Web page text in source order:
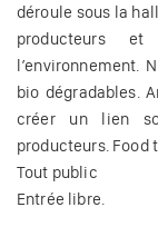
déroule sous la
producteurs
l’environnement.
bio dégradables.
créer un lien
producteurs. Food
Tout public
Entrée libre.